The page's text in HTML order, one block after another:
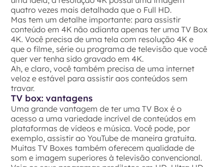
quatro vezes mais detalhada que o Full HD.
Mas tem um detalhe importante: para assistir
conteúdo em 4K não adianta apenas ter uma TV Box
4K. Você precisa de uma tela com resolução 4K e
que o filme, série ou programa de televisão que você
quer ver tenha sido gravado em 4K.
Ah, e claro, você também precisa de uma internet
veloz e estável para assistir aos conteúdos sem
travar.
TV box: vantagens
Uma grande vantagem de ter uma TV Box é o
acesso a uma variedade incrível de conteúdos em
plataformas de vídeos e música. Você pode, por
exemplo, assistir ao YouTube de maneira gratuita.
Muitas TV Boxes também oferecem qualidade de
som e imagem superiores à televisão convencional.